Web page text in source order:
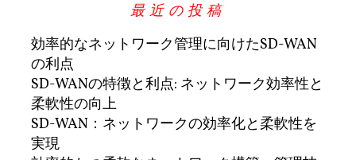
最近の投稿
効率的なネットワーク管理に向けたSD-WAN
の利点
SD-WANの特徴と利点: ネットワーク効率性と
柔軟性の向上
SD-WAN：ネットワークの効率化と柔軟性を
実現